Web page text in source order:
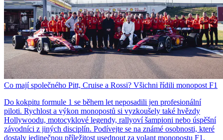
Co mají společného Pitt, Cruise a Rossi? Všichni řídili monopost F1
Do kokpitu formule 1 se během let neposadili jen profesionální
piloti. Rychlost a výkon monopostů si vyzkoušely také hvězdy
Hollywoodu, motocyklové legendy, rallyoví šampioni nebo úspěšní
závodníci z jiných disciplín. Podívejte se na známé osobnosti, které
dostaly jedinečnou příležitost usednout za volant monopostu F1.